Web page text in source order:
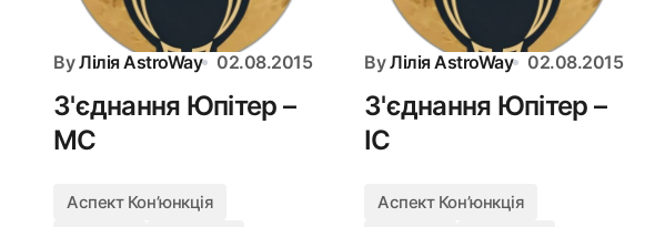
By Лілія AstroWay 02.08.2015
З'єднання Юпітер –
MC
Аспект Конʼюнкція
By Лілія AstroWay 02.08.2015
З'єднання Юпітер –
IC
Аспект Конʼюнкція